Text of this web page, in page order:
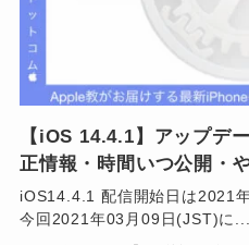
【iOS 14.4.1】アップデ
正情報・時間いつ公開・
iOS14.4.1 配信開始日は2021
今回2021年03月09日(JST)に...